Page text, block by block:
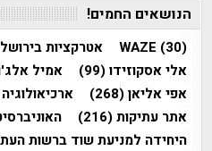
הנושאים החמים!
WAZE (30) אטרקציות
אלי אסקוזידו(99) אמיל
אפי אליאן(268) ארכיאולוגיה
אתר עתיקות(216)
היחידה למניעת שוד ברשות